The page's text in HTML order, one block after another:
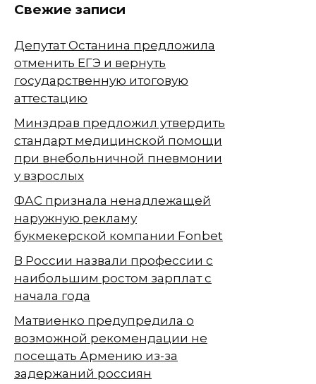
Свежие записи
Депутат Останина предложила
отменить ЕГЭ и вернуть
государственную итоговую
аттестацию
Минздрав предложил утвердить
стандарт медицинской помощи
при внебольничной пневмонии
у взрослых
ФАС признала ненадлежащей
наружную рекламу
букмекерской компании Fonbet
В России назвали профессии с
наибольшим ростом зарплат с
начала года
Матвиенко предупредила о
возможной рекомендации не
посещать Армению из-за
задержаний россиян